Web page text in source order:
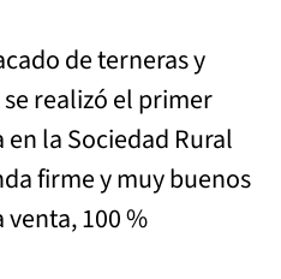
de terneras y
realizó el primer
la Sociedad Rural
firme y muy buenos
100 %